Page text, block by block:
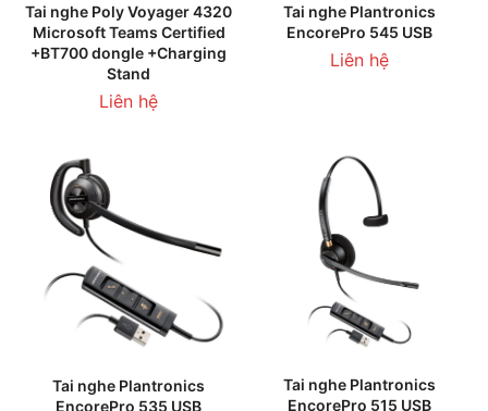
Tai nghe Poly Voyager 4320
Microsoft Teams Certified
+BT700 dongle +Charging
Stand
Liên hệ
Tai nghe Plantronics
EncorePro 545 USB
Liên hệ
Tai nghe Plantronics
EncorePro 535 USB
Tai nghe Plantronics
EncorePro 515 USB